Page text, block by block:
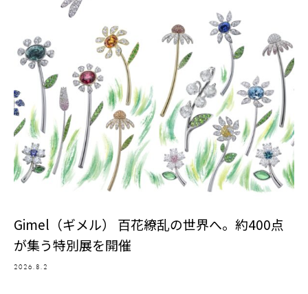
Gimel（ギメル） 百花繚乱の世界へ。約400点
が集う特別展を開催
2026.8.2